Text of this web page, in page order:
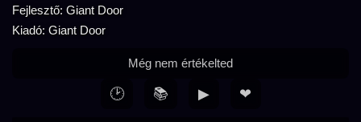
Fejlesztő: Giant Door
Kiadó: Giant Door
Még nem értékelted
🕑 📚 ▶ ❤